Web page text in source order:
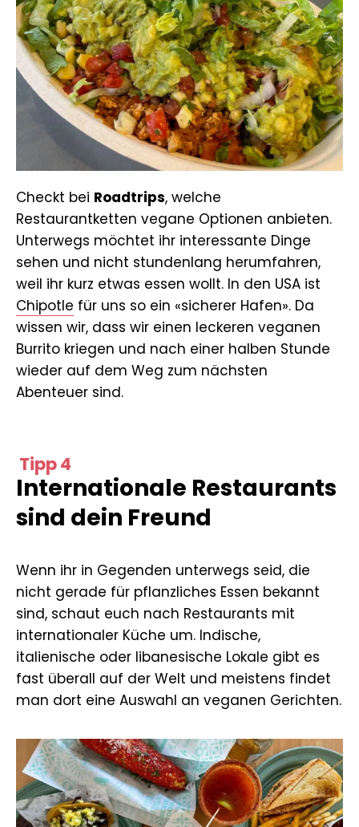
Checkt bei Roadtrips, welche
Restaurantketten vegane Optionen anbieten.
Unterwegs möchtet ihr interessante Dinge
sehen und nicht stundenlang herumfahren,
weil ihr kurz etwas essen wollt. In den USA ist
Chipotle für uns so ein «sicherer Hafen». Da
wissen wir, dass wir einen leckeren veganen
Burrito kriegen und nach einer halben Stunde
wieder auf dem Weg zum nächsten
Abenteuer sind.
Tipp 4
Internationale Restaurants
sind dein Freund
Wenn ihr in Gegenden unterwegs seid, die
nicht gerade für pflanzliches Essen bekannt
sind, schaut euch nach Restaurants mit
internationaler Küche um. Indische,
italienische oder libanesische Lokale gibt es
fast überall auf der Welt und meistens findet
man dort eine Auswahl an veganen Gerichten.